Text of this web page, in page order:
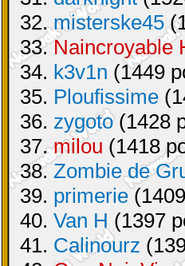
32.misterske45
33.Naincroyable
34. k3v1n (1449
35. Ploufissime
36. zygoto(1428
37.milou (1418
38.Zombie de
39. primerie
40. Van H (1397
41. Calinourz